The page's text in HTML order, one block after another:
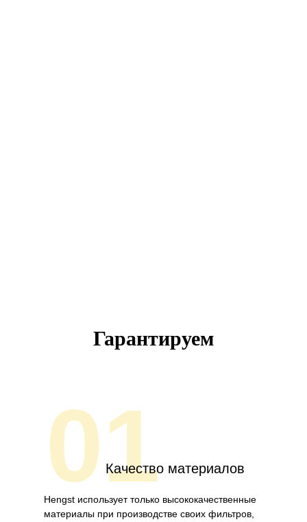
Гарантируем
01Качество материалов
Hengst использует только высококачественные
материалы при производстве своих фильтров,